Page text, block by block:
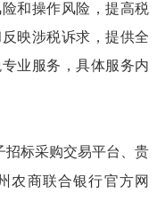
和操作风险，提高税
映涉税诉求，提供全
业服务，具体服务内
招标采购交易平台、贵
农商联合银行官方网